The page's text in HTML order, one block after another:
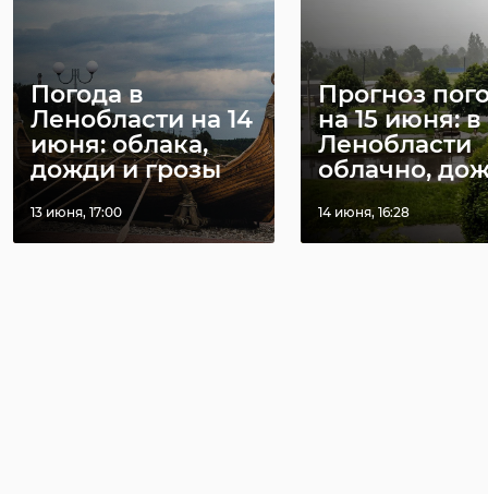
Погода в
Ленобласти на 14
июня: облака,
дожди и грозы
13 июня, 17:00
Прогноз
на 15 июня: в
Ленобласти
облачно,
14 июня, 16:28